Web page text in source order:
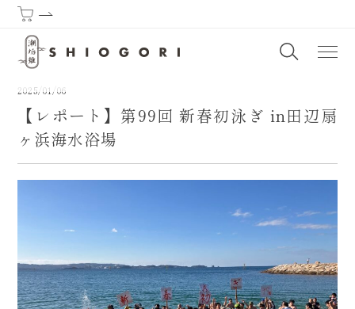
潮垢離からはじまる熊野古道 | SHIOGORI (Purification by the
2025/01/06
【レポート】第99回 新春初泳ぎ in田辺扇
ヶ浜海水浴場